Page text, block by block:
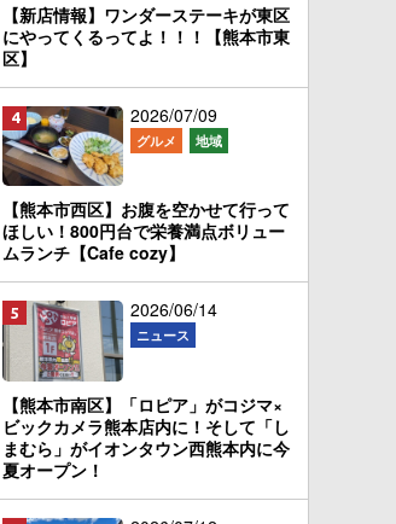
【新店情報】ワンダーステーキが東区
にやってくるってよ！！！【熊本市東
区】
2026/07/09
グルメ 地域
【熊本市西区】お腹を空かせて行って
ほしい！800円台で栄養満点ボリュー
ムランチ【Cafe cozy】
2026/06/14
ニュース
【熊本市南区】「ロピア」がコジマ×
ビックカメラ熊本店内に！そして「し
まむら」がイオンタウン西熊本内に今
夏オープン！